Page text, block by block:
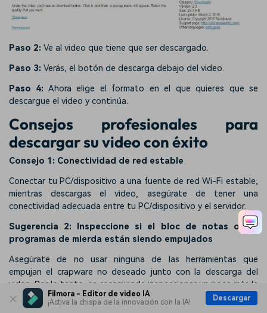
Filmora - Editor de video IA
¡Activa la chispa de la innovación con la IA!
Descargar
Paso 2: Ve al video que tiene que ser descargado.
Paso 3: Verás, el botón de descarga debajo del video.
Paso 4: Ahora elige el formato en el que quieres que se
descargue el video y continúa.
Consejos profesionales para
descargar su video con éxito
Consejo 1: Conectividad de red estable
Conectar tu PC/dispositivo a una fuente de red Wi-Fi estable,
mientras descargas el video, asegúrate de tener una
conectividad adecuada entre tu PC/dispositivo y el servidor.
Sugerencia 2: Inspeccione si el bloc de notas o los
programas de mierda están siendo empujados
Asegúrate de no usar ninguna de las herramientas que
empujan el crapware no deseado junto con la descarga del
video. Por lo tanto, se recomienda inspeccionar un poco más la
herramienta online YouTube Downloader. Puede confiar en las
herramientas mencionadas anteriormente ya que no empujan el